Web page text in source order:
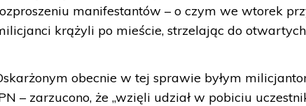
manifestantów – o czym we wtorek
krążyli po mieście, strzelając do
obecnie w tej sprawie byłym
– zarzucono, że „wzięli udział w pobiciu